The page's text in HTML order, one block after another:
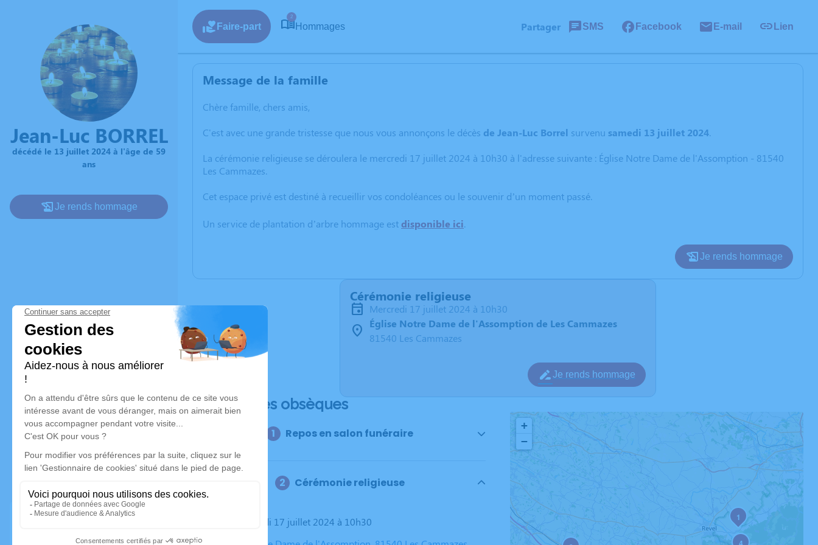
Jean-Luc BORREL
décédé le 13 juillet 2024 à l'âge de 59
ans
Je rends hommage
Faire-part
2
Hommages Partager SMS Facebook E-mail Lien
Message de la famille
Chère famille, chers amis,
C'est avec une grande tristesse que nous vous annonçons le décès de Jean-Luc Borrel survenu samedi 13 juillet 2024.
La cérémonie religieuse se déroulera le mercredi 17 juillet 2024 à 10h30 à l'adresse suivante : Église Notre Dame de l'Assomption - 81540
Les Cammazes.
Cet espace privé est destiné à recueillir vos condoléances ou le souvenir d’un moment passé.
Un service de plantation d’arbre hommage est disponible ici.
Je rends hommage
Cérémonie religieuse
mercredi 17 juillet 2024 à 10h30
Église Notre Dame de l'Assomption de Les Cammazes
81540 Les Cammazes
Je rends hommage
Déroulé des obsèques
Repos en salon funéraire
Cérémonie religieuse
Le mercredi 17 juillet 2024 à 10h30
1
+
−